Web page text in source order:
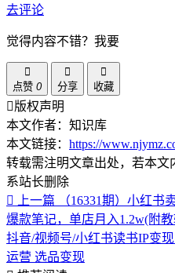
去评论
觉得内容不错？我要
点赞 0 分享 收藏
版权声明
本文作者：知识库
本文链接： https://
转载需注明文章出处，若本
系站长删除
上一篇
（16331期）小红
爆款笔记，单店月入1.2w(附
抖音/视频号/小红书读书IP变
运营 选品变现